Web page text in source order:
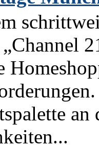
an